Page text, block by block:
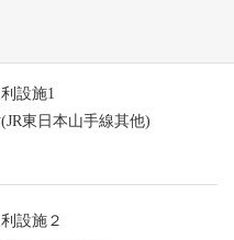
設施1
東日本山手線其他)
設施２